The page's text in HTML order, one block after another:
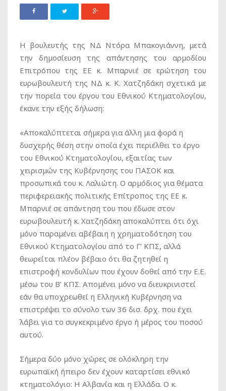
Η βουλευτής της ΝΔ Ντόρα Μπακογιάννη, μετά
την δημοσίευση της απάντησης του αρμοδίου
Επιτρόπου της ΕΕ κ. Μπαρνιέ σε ερώτηση του
ευρωβουλευτή της ΝΔ κ. Κ. Χατζηδάκη σχετικά με
την πορεία του έργου του Εθνικού Κτηματολογίου,
έκανε την εξής δήλωση:
«Αποκαλύπτεται σήμερα για άλλη μια φορά η
δυσχερής θέση στην οποία έχει περιέλθει το έργο
του Εθνικού Κτηματολογίου, εξαιτίας των
χειρισμών της Κυβέρνησης του ΠΑΣΟΚ και
προσωπικά του κ. Λαλιώτη. O αρμόδιος για θέματα
περιφερειακής πολιτικής Επίτροπος της ΕΕ κ.
Μπαρνιέ σε απάντηση του που έδωσε στον
ευρωβουλευτή κ. Χατζηδάκη αποκαλύπτει ότι όχι
μόνο παραμένει αβέβαιη η χρηματοδότηση του
Εθνικού Κτηματολογίου από το Γ’ ΚΠΣ, αλλά
θεωρείται πλέον βέβαιο ότι θα ζητηθεί η
επιστροφή κονδυλίων που έχουν δοθεί από την Ε.Ε.
μέσω του Β’ ΚΠΣ. Απομένει μόνο να διευκρινιστεί
εάν θα υποχρεωθεί η Ελληνική Κυβέρνηση να
επιστρέψει το σύνολο των 36 δισ. δρχ. που έχει
λάβει για το συγκεκριμένο έργο ή μέρος του ποσού
αυτού.
Σήμερα δύο μόνο χώρες σε ολόκληρη την
ευρωπαϊκή ήπειρο δεν έχουν καταρτίσει εθνικό
κτηματολόγιο: Η Αλβανία και η Ελλάδα. Ο κ.